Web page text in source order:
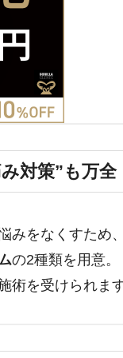
対策”も万全
みをなくすため
の2種類を用意。
術を受けられま